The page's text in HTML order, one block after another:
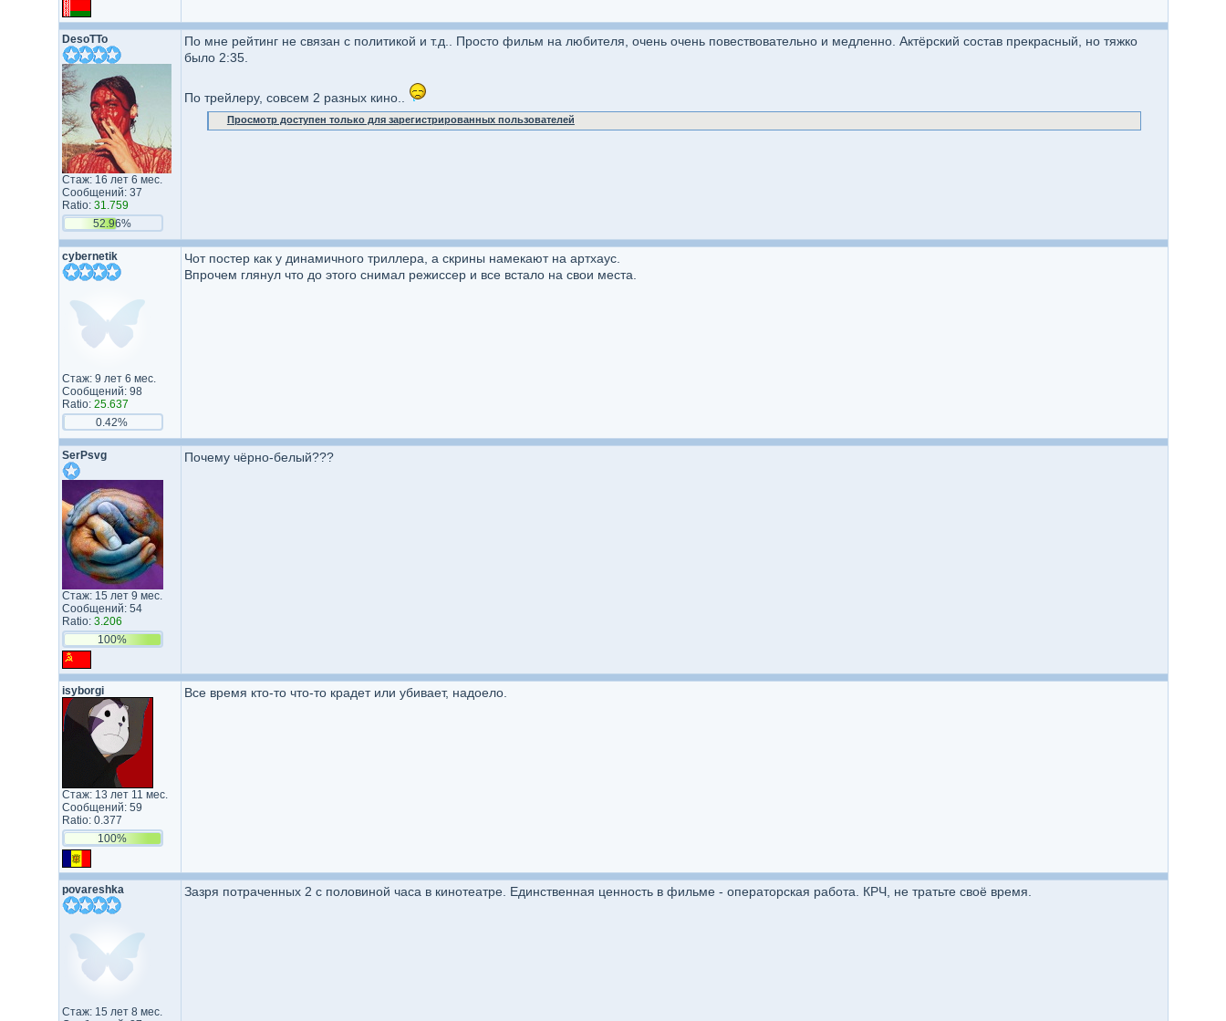
DesoTTo
Стаж: 16 лет 6 мес.
Сообщений: 37
Ratio: 31.759
52.96%
По мне рейтинг не связан с политикой и т.д.. Просто фильм на любителя, очень очень повествовательно и медленно. Актёрский состав прекрасный, но тяжко
было 2:35.
По трейлеру, совсем 2 разных кино..
Просмотр доступен только для зарегистрированных пользователей
cybernetik
Стаж: 9 лет 6 мес.
Сообщений: 98
Ratio: 25.637
0.42%
Чот постер как у динамичного триллера, а скрины намекают на артхаус.
Впрочем глянул что до этого снимал режиссер и все встало на свои места.
SerPsvg
Стаж: 15 лет 9 мес.
Сообщений: 54
Ratio: 3.206
100%
Почему чёрно-белый???
isyborgi
Стаж: 13 лет 11 мес.
Сообщений: 59
Ratio: 0.377
100%
Все время кто-то что-то крадет или убивает, надоело.
povareshka
Стаж: 15 лет 8 мес.
Зазря потраченных 2 с половиной часа в кинотеатре. Единственная ценность в фильме - операторская работа. КРЧ, не тратьте своё время.